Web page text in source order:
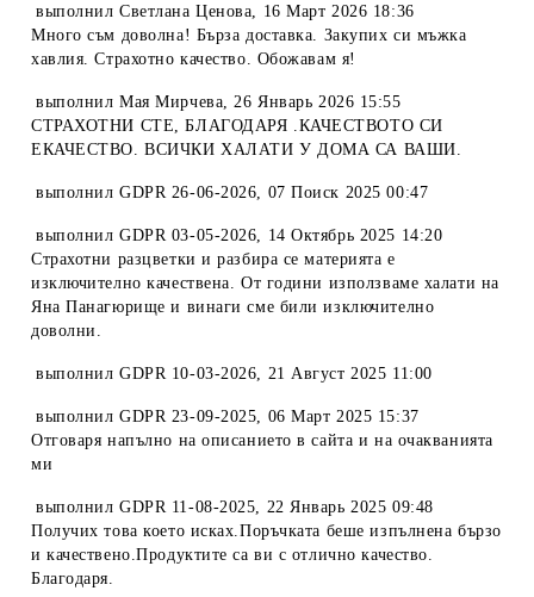
выполнилСветлана Ценова, 16 Март 2026 18:36
Много съм доволна! Бърза доставка. Закупих си мъжка
хавлия. Страхотно качество. Обожавам я!
выполнилМая Мирчева,26 Январь 2026 15:55
СТРАХОТНИ СТЕ, БЛАГОДАРЯ .КАЧЕСТВОТО СИ
ЕКАЧЕСТВО. ВСИЧКИ ХАЛАТИ У ДОМА СА ВАШИ.
выполнилGDPR 26-06-2026, 07 Поиск 2025 00:47
выполнилGDPR 03-05-2026, 14 Октябрь 2025 14:20
Страхотни разцветки и разбира се материята е
изключително качествена. От години използваме халати на
Яна Панагюрище и винаги сме били изключително
доволни.
выполнилGDPR 10-03-2026, 21 Август 2025 11:00
выполнилGDPR 23-09-2025, 06 Март 2025 15:37
Отговаря напълно на описанието в сайта и на очакванията
ми
выполнилGDPR 11-08-2025, 22 Январь 2025 09:48
Получих това което исках.Поръчката беше изпълнена бързо
и качествено.Продуктите са ви с отлично качество.
Благодаря.